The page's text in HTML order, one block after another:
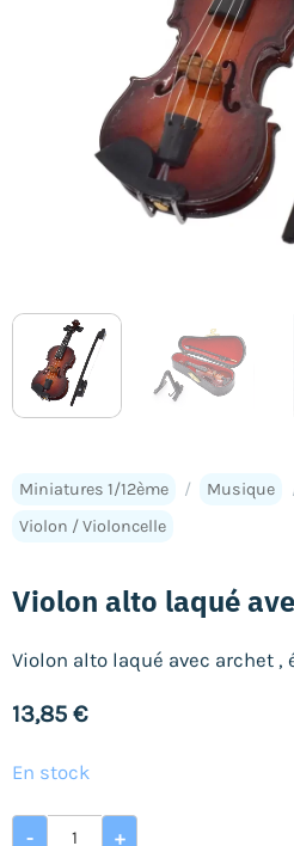
Miniatures 1/12ème / Musique
Violon / Violoncelle
Violon alto laqué
Violon alto laqué avec archet ,
13,85 €
En stock
-
quantité de Violon alto laqué
+